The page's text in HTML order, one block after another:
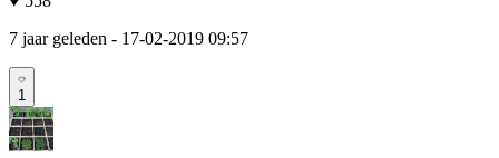
7 jaar geleden - 17-02-2019 09:57
1